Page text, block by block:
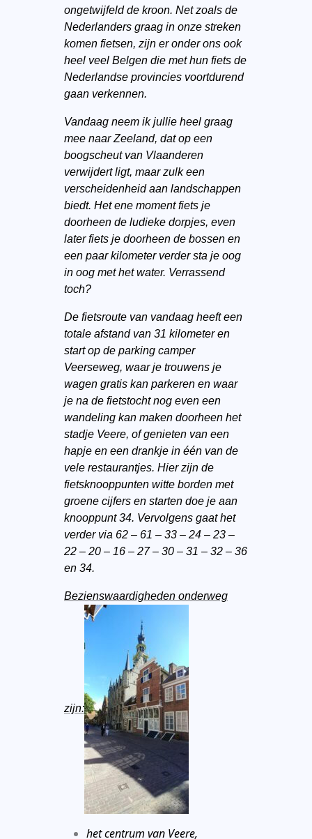
ongetwijfeld de kroon. Net zoals de
Nederlanders graag in onze streken
komen fietsen, zijn er onder ons ook
heel veel Belgen die met hun fiets de
Nederlandse provincies voortdurend
gaan verkennen.
Vandaag neem ik jullie heel graag
mee naar Zeeland, dat op een
boogscheut van Vlaanderen
verwijdert ligt, maar zulk een
verscheidenheid aan landschappen
biedt. Het ene moment fiets je
doorheen de ludieke dorpjes, even
later fiets je doorheen de bossen en
een paar kilometer verder sta je oog
in oog met het water. Verrassend
toch?
De fietsroute van vandaag heeft een
totale afstand van 31 kilometer en
start op de parking camper
Veerseweg, waar je trouwens je
wagen gratis kan parkeren en waar
je na de fietstocht nog even een
wandeling kan maken doorheen het
stadje Veere, of genieten van een
hapje en een drankje in één van de
vele restaurantjes. Hier zijn de
fietsknooppunten witte borden met
groene cijfers en starten doe je aan
knooppunt 34. Vervolgens gaat het
verder via 62 – 61 – 33 – 24 – 23 –
22 – 20 – 16 – 27 – 30 – 31 – 32 – 36
en 34.
Bezienswaardigheden onderweg
zijn:
het centrum van Veere,